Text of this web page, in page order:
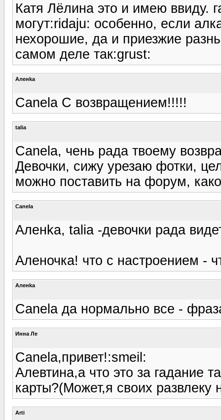
Катя Лёлина это и имею ввиду.
могут:ridaju: особенно, если
нехорошие, да и приезжие
самом деле так:grust:
Аленka
Canela С возвращением!!!!!
talia
Canela, чень рада твоему
Девочки, сижу урезаю фотки,
можно поставить на форум,
Canela
Аленka, talia -девочки рада
Аленочка! что с настроением -
Аленka
Canela да нормально все -
Инна Ле
Canela,привет!:smeil:
Алевтина,а что это за гадание
карты?(Может,я своих развлеку
Arti